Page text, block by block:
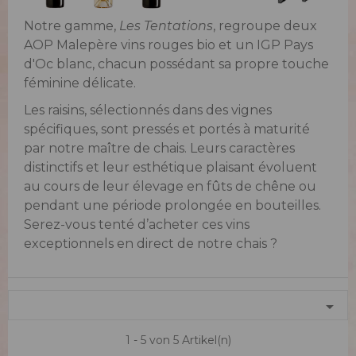
Notre gamme, Les Tentations, regroupe deux
AOP Malepère vins rouges bio et un IGP Pays
d'Oc blanc, chacun possédant sa propre touche
féminine délicate.
Les raisins, sélectionnés dans des vignes
spécifiques, sont pressés et portés à maturité
par notre maître de chais. Leurs caractères
distinctifs et leur esthétique plaisant évoluent
au cours de leur élevage en fûts de chêne ou
pendant une période prolongée en bouteilles.
Serez-vous tenté d’acheter ces vins
exceptionnels en direct de notre chais ?

1 - 5 von 5 Artikel(n)